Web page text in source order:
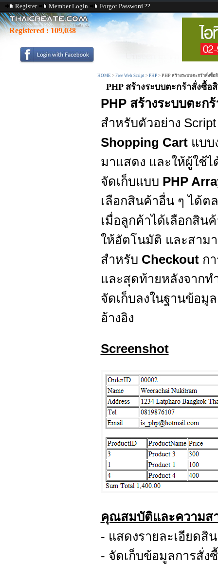
Register Member Login Forgot Password ??
Registered : 109,038
HOME > Free Web Script > PHP > PHP สร้างระบบตะกร้าสั่งซื้อ
PHP สร้างระบบตะกร้าสั่งซื้อ
PHP สร้างระบบตะก
สำหรับตัวอย่าง
Shopping Cart แบบ
มาแสดง และให้ผู้ใช้
จัดเก็บแบบ PHP
เลือกสินค้าอื่น ๆ ได้ต
เมื่อลูกค้าได้เลือกสิน
ให้อัตโนมัติ และสาม
สำหรับ Checkout ก
และสุดท้ายหลังจากท
จัดเก็บลงในฐานข้อมู
อ้างอิง
Screenshot
คุณสมบัติและความส
- แสดงรายละเอียดสิ
- จัดเก็บข้อมูลการสั่ง